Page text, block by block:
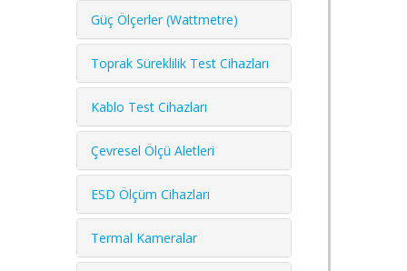
Güç Ölçerler (Wattmetre)
Toprak Süreklilik Test Cihazları
Kablo Test Cihazları
Çevresel Ölçü Aletleri
ESD Ölçüm Cihazları
Termal Kameralar